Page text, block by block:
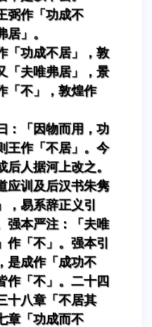
弼作「功成不
」。
「功成不居」，敦
「夫唯弗居」，景
「不」，敦煌作
：「因物而用，功
王作「不居」。今
人据河上改之。
应训及后汉书朱隽
，易系辞正义引
强本严注：「夫唯
作「不」。强本引
是成作「成功不
作「不」。二十四
十八章「不居其
章「功成而不